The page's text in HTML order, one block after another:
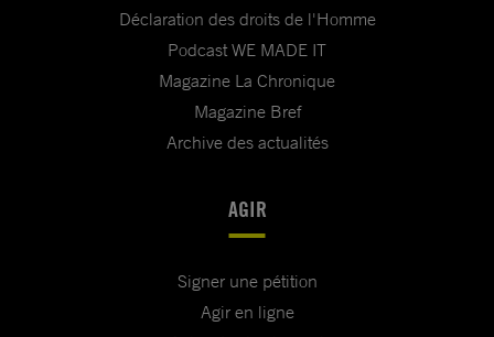
Déclaration des droits de l'Homme
Podcast WE MADE IT
Magazine La Chronique
Magazine Bref
Archive des actualités
AGIR
Signer une pétition
Agir en ligne